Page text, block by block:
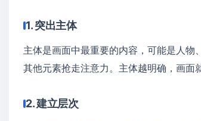
1. 突出主体
主体是画面中最重要的内容，可能是人
其他元素抢走注意力。主体越明确，画面
2. 建立层次